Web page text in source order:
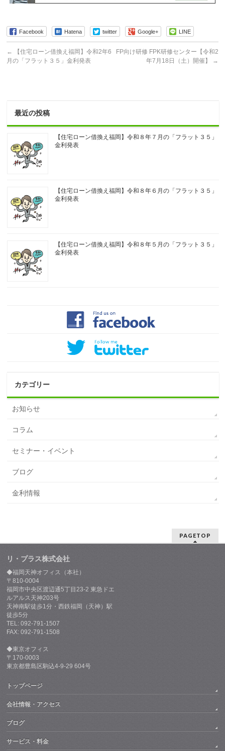
Facebook Hatena twitter Google+ LINE
←
【住宅ローン借換え福岡】令和2年6
月の「フラット３５」金利発表
FP向け研修 FPK研修センター【令和2
年7月18日（土）開催】
→
最近の投稿
【住宅ローン借換え福岡】令和８年７月の「フラット３５」
金利発表
【住宅ローン借換え福岡】令和８年６月の「フラット３５」
金利発表
【住宅ローン借換え福岡】令和８年５月の「フラット３５」
金利発表
カテゴリー
お知らせ
コラム
セミナー・イベント
ブログ
金利情報
PAGETOP
リ・プラス株式会社
◆福岡天神オフィス（本社）
〒810-0004
福岡市中央区渡辺通5丁目23-2 東急ドエ
ルアルス天神203号
天神南駅徒歩1分・西鉄福岡（天神）駅
徒歩5分
TEL: 092-791-1507
FAX: 092-791-1508
◆東京オフィス
〒170-0003
東京都豊島区駒込4-9-29 604号
トップページ
会社情報・アクセス
ブログ
サービス・料金